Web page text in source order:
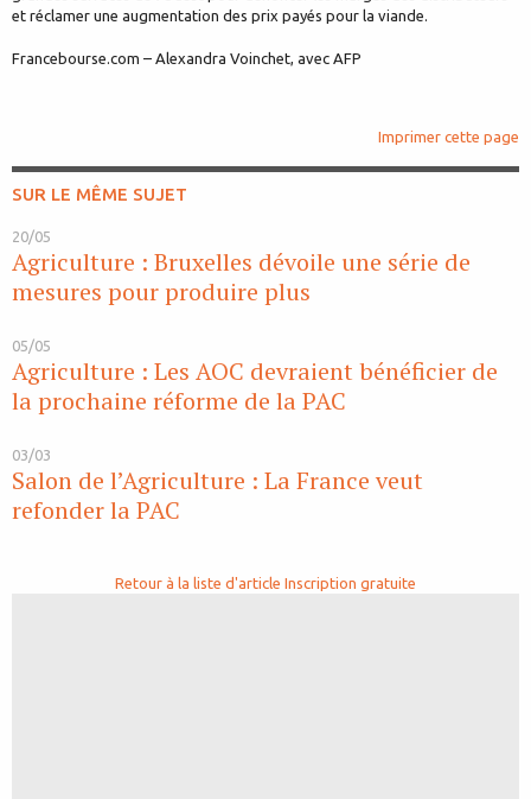
et réclamer une augmentation des prix payés pour la viande.
Francebourse.com – Alexandra Voinchet, avec AFP
Imprimer cette page
SUR LE MÊME SUJET
20/05
Agriculture : Bruxelles dévoile une série de
mesures pour produire plus
05/05
Agriculture : Les AOC devraient bénéficier de
la prochaine réforme de la PAC
03/03
Salon de l’Agriculture : La France veut
refonder la PAC
Retour à la liste d'article Inscription gratuite